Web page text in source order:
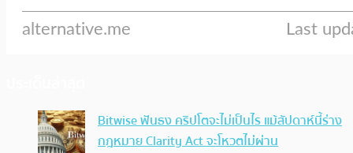
Bitwise ฟันธง คริปโตจะไม่เป็นไร แม้สัปดาห์นี้ร่าง
กฎหมาย Clarity Act จะโหวตไม่ผ่าน